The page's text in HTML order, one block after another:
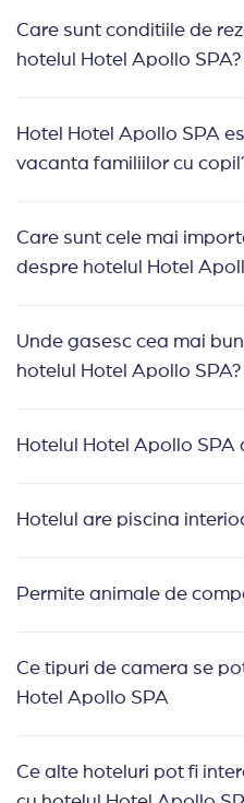
Care sunt conditiile de
hotelul Hotel Apollo SPA?
Hotel Hotel Apollo SPA
vacanta familiilor cu
Care sunt cele mai
despre hotelul Hotel
Unde gasesc cea mai
hotelul Hotel Apollo SPA?
Hotelul Hotel Apollo SPA
Hotelul are piscina
Permite animale de
Ce tipuri de camera se
Hotel Apollo SPA
Ce alte hoteluri pot fi